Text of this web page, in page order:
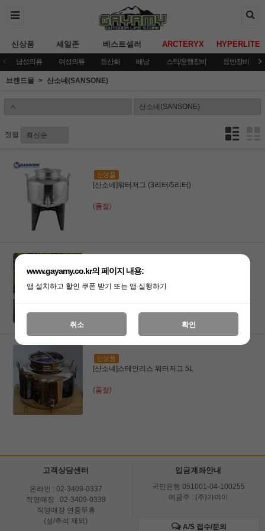
신상품 세일존 베스트셀러 ARCTERYX HYPERLITE
남성의류 여성의류 등산화 배낭 스틱/운행장비 등반장비
브랜드몰 산소네(SANSONE)
정렬
[산소네]워터저그 (3리터/5리터)
(품절)
[산소네]스테인리스 워터저그 10L
[산소네]스테인리스 워터저그 5L
(품절)
고객상담센터
온라인 : 02-3409-0337
직영매장 : 02-3409-0339
직영매장 연중무휴
(설/추석 제외)
입금계좌안내
국민은행 051001-04-100255
예금주 : (주)가야미
A/S 접수/문의
www.gayamy.co.kr의 페이지 내용:
앱 설치하고 할인 쿠폰 받기 또는 앱 실행하기
취소 확인